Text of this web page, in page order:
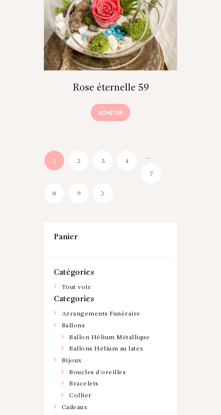
Rose éternelle 59
ACHETER
1 2 3 4
…
7
8 9
Panier
Catégories
Tout voir
Categories
Arrangements Funéraire
Ballons
Ballon Hélium Métallique
Ballons Hélium au latex
Bijoux
Boucles d'oreilles
Bracelets
Collier
Cadeaux